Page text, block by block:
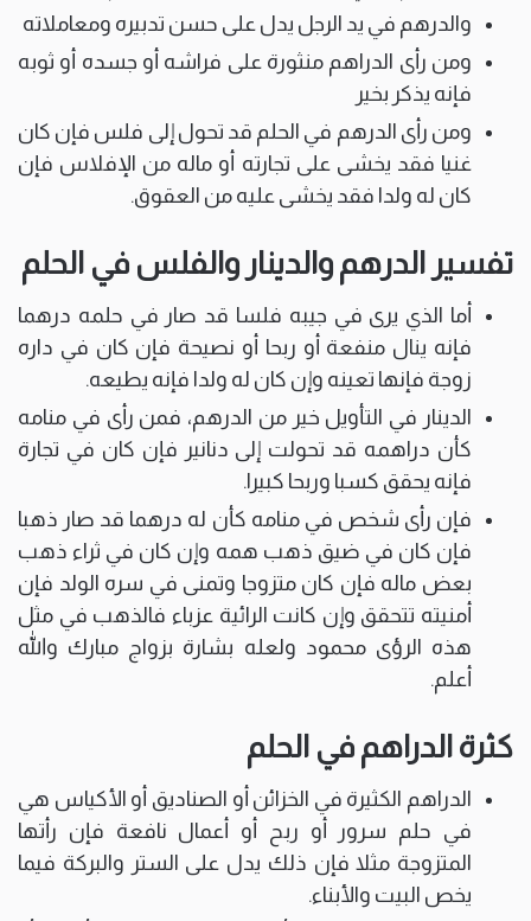
والدرهم في يد الرجل يدل على حسن تدبيره ومعاملاته
ومن رأى الدراهم منثورة على فراشه أو جسده أو ثوبه
فإنه يذكر بخير
ومن رأى الدرهم في الحلم قد تحول إلى فلس فإن كان
غنيا فقد يخشى على تجارته أو ماله من الإفلاس فإن
كان له ولدا فقد يخشى عليه من العقوق.
تفسير الدرهم والدينار والفلس في الحلم
أما الذي يرى في جيبه فلسا قد صار في حلمه درهما
فإنه ينال منفعة أو ربحا أو نصيحة فإن كان في داره
زوجة فإنها تعينه وإن كان له ولدا فإنه يطيعه.
الدينار في التأويل خير من الدرهم، فمن رأى في منامه
كأن دراهمه قد تحولت إلى دنانير فإن كان في تجارة
فإنه يحقق كسبا وربحا كبيرا.
فإن رأى شخص في منامه كأن له درهما قد صار ذهبا
فإن كان في ضيق ذهب همه وإن كان في ثراء ذهب
بعض ماله فإن كان متزوجا وتمنى في سره الولد فإن
أمنيته تتحقق وإن كانت الرائية عزباء فالذهب في مثل
هذه الرؤى محمود ولعله بشارة بزواج مبارك والله
أعلم.
كثرة الدراهم في الحلم
الدراهم الكثيرة في الخزائن أو الصناديق أو الأكياس هي
في حلم سرور أو ربح أو أعمال نافعة فإن رأتها
المتزوجة مثلا فإن ذلك يدل على الستر والبركة فيما
يخص البيت والأبناء.